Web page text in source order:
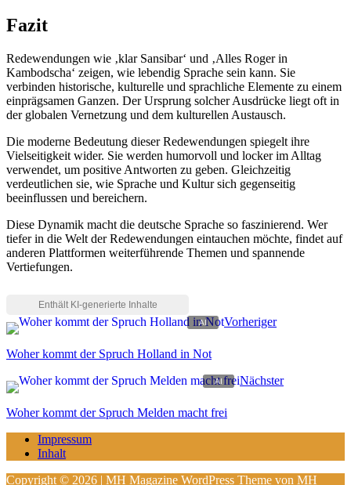
Fazit
Redewendungen wie ‚klar Sansibar‘ und ‚Alles Roger in
Kambodscha‘ zeigen, wie lebendig Sprache sein kann. Sie
verbinden historische, kulturelle und sprachliche Elemente zu einem
einprägsamen Ganzen. Der Ursprung solcher Ausdrücke liegt oft in
der globalen Vernetzung und dem kulturellen Austausch.
Die moderne Bedeutung dieser Redewendungen spiegelt ihre
Vielseitigkeit wider. Sie werden humorvoll und locker im Alltag
verwendet, um positive Antworten zu geben. Gleichzeitig
verdeutlichen sie, wie Sprache und Kultur sich gegenseitig
beeinflussen und bereichern.
Diese Dynamik macht die deutsche Sprache so faszinierend. Wer
tiefer in die Welt der Redewendungen eintauchen möchte, findet auf
anderen Plattformen weiterführende Themen und spannende
Vertiefungen.
Vorheriger
Woher kommt der Spruch Holland in Not
Nächster
Woher kommt der Spruch Melden macht frei
Impressum
Inhalt
Copyright © 2026 | MH Magazine WordPress Theme von MH